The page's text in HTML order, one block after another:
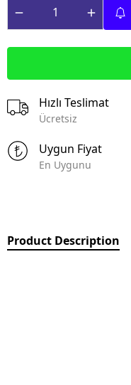
Hızlı Teslimat
Ücretsiz
Uygun Fiyat
En Uygunu
Product Description